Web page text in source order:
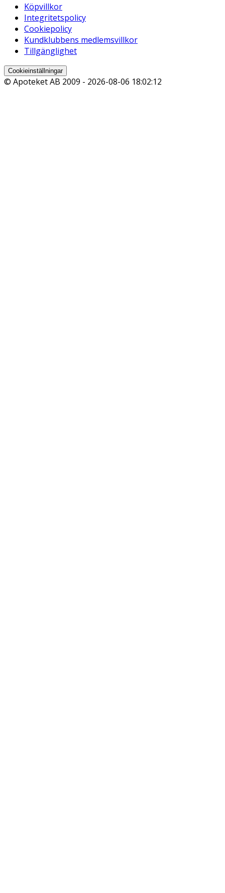
Köpvillkor
Integritetspolicy
Cookiepolicy
Kundklubbens medlemsvillkor
Tillgänglighet
Cookieinställningar
© Apoteket AB 2009 - 2026-08-06 18:02:12